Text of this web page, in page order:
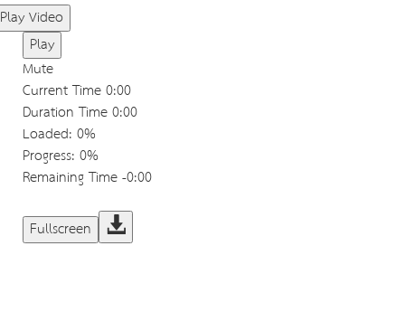
Play Video
Play
Mute
Current Time0:00
Duration Time0:00
Loaded: 0%
Progress: 0%
Remaining Time-0:00
Fullscreen